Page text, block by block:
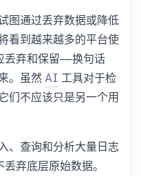
图通过丢弃数据或降低
看到越来越多的平台使
丢弃和保留——换句话
。虽然AI工具对于检
们不应该只是另一个用
、查询和分析大量日志
弃底层原始数据。